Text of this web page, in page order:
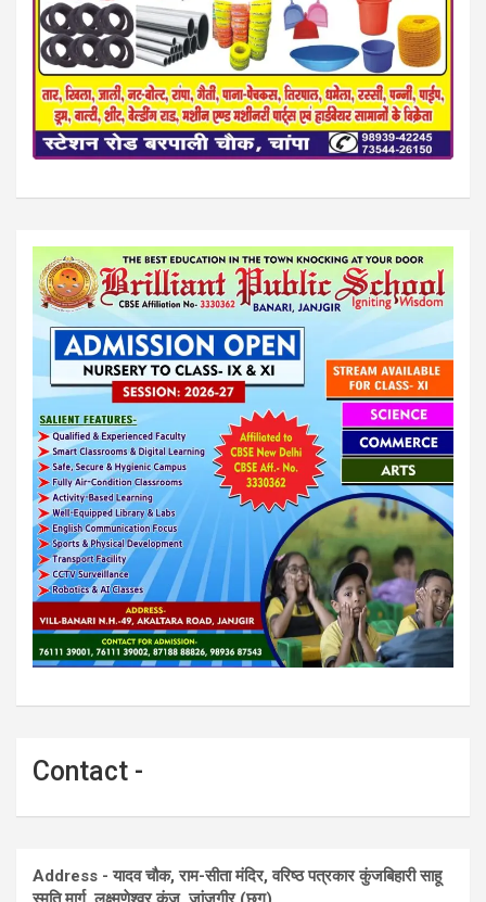
Contact -
Address - यादव चौक, राम-सीता मंदिर, वरिष्ठ पत्रकार कुंजबिहारी साहू